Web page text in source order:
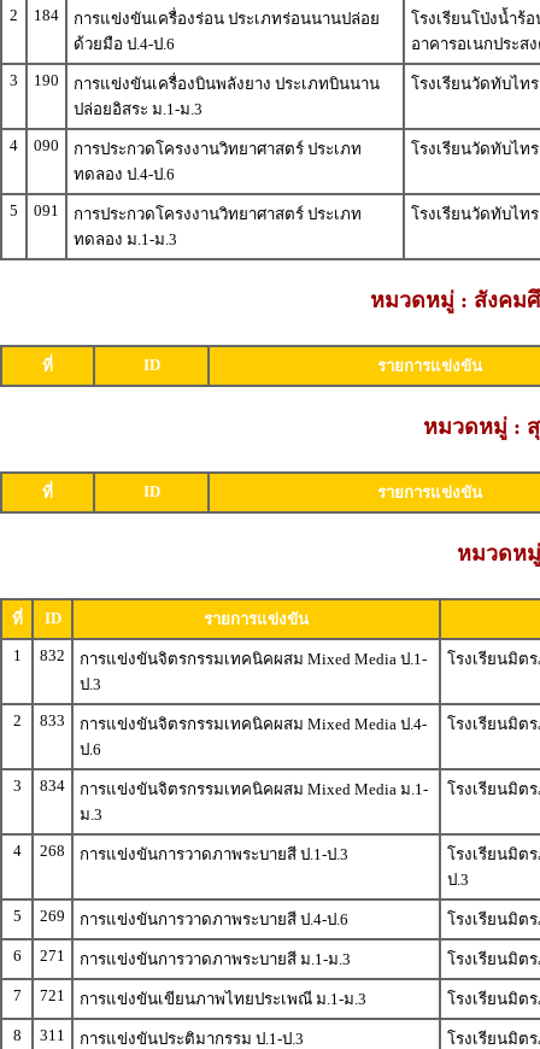
2
184
การแข่งขันเครื่องร่อน ประเภทร่อนนานปล่อย
ด้วยมือ ป.4-ป.6
โรงเรียนโป่งน้ำร้
อาคารอเนกประส
3
190
การแข่งขันเครื่องบินพลังยาง ประเภทบินนาน
ปล่อยอิสระ ม.1-ม.3
โรงเรียนวัดทับไท
4 090
การประกวดโครงงานวิทยาศาสตร์ ประเภท
ทดลอง ป.4-ป.6
โรงเรียนวัดทับไท
5 091
การประกวดโครงงานวิทยาศาสตร์ ประเภท
ทดลอง ม.1-ม.3
โรงเรียนวัดทับไท
หมวดหมู่ : สังคม
ที่ ID รายการแข่งขัน
หมวดหมู่ :
ที่ ID รายการแข่งขัน
หมวดห
ที่ ID
รายการแข่งขัน
1
832
การแข่งขันจิตรกรรมเทคนิคผสม Mixed Media ป.1-
ป.3
โรงเรียนมิต
2 833
การแข่งขันจิตรกรรมเทคนิคผสม Mixed Media ป.4-
ป.6
โรงเรียนมิต
3 834
การแข่งขันจิตรกรรมเทคนิคผสม Mixed Media ม.1-
ม.3
โรงเรียนมิต
4 268 การแข่งขันการวาดภาพระบายสี ป.1-ป.3
โรงเรียนมิต
ป.3
5
269 การแข่งขันการวาดภาพระบายสี ป.4-ป.6
โรงเรียนมิต
6
271 การแข่งขันการวาดภาพระบายสี ม.1-ม.3
โรงเรียนมิต
7
721 การแข่งขันเขียนภาพไทยประเพณี ม.1-ม.3
โรงเรียนมิต
8
311 การแข่งขันประติมากรรม ป.1-ป.3
โรงเรียนมิต